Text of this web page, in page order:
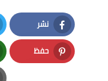
نشر
Facebook
حفظ
Pinterest